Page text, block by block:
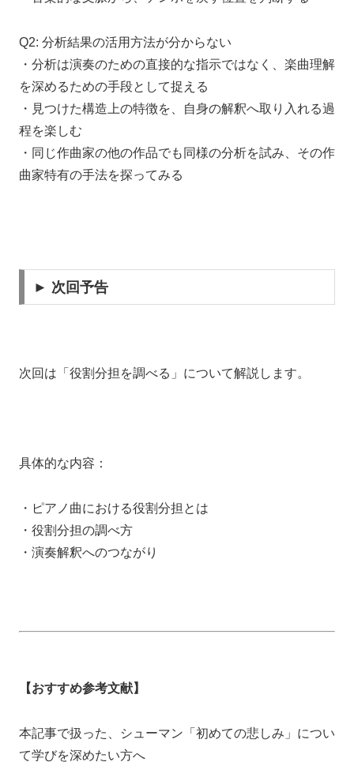
Q2: 分析結果の活用方法が分からない
・分析は演奏のための直接的な指示ではなく、楽曲理解
を深めるための手段として捉える
・見つけた構造上の特徴を、自身の解釈へ取り入れる過
程を楽しむ
・同じ作曲家の他の作品でも同様の分析を試み、その作
曲家特有の手法を探ってみる
► 次回予告
次回は「役割分担を調べる」について解説します。
具体的な内容：
・ピアノ曲における役割分担とは
・役割分担の調べ方
・演奏解釈へのつながり
【おすすめ参考文献】
本記事で扱った、シューマン「初めての悲しみ」につい
て学びを深めたい方へ